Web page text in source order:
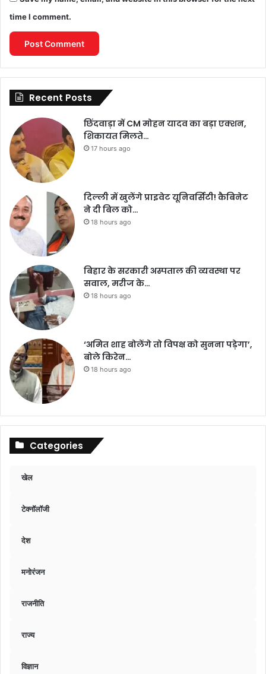
time I comment.
Recent Posts
छिंदवाड़ा में CM मोहन यादव का बड़ा एक्शन,
शिकायत मिलते…
17 hours ago
दिल्ली में खुलेंगे प्राइवेट यूनिवर्सिटी! कैबिनेट
ने दी बिल को…
18 hours ago
बिहार के सरकारी अस्पताल की व्यवस्था पर
सवाल, मरीज के…
18 hours ago
‘अमित शाह बोलेंगे तो विपक्ष को सुनना पड़ेगा’,
बोले किरेन…
18 hours ago
Categories
खेल
टेक्नॉलॉजी
देश
मनोरंजन
राजनीति
राज्य
विज्ञान